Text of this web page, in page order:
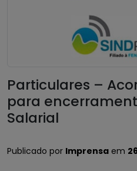
Particulares –
para
Salarial
Publicado por Imprensa em